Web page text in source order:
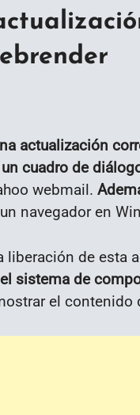
actualización
cuadro de
webmail.
navegador en
liberación de esta
sistema de
el contenido